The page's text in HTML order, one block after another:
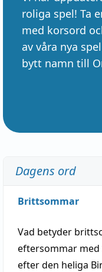
roliga spel! Ta
med korsord
av våra nya
bytt namn till
Dagens ord
Brittsommar
Vad betyder
eftersommar med
efter den heliga